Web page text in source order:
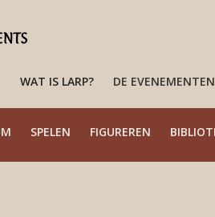
WAT IS LARP? DE EVENEMENTEN
SPELEN FIGUREREN